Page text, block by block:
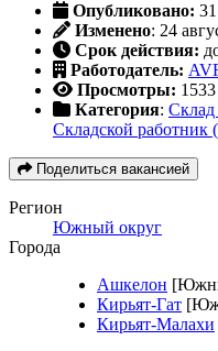
Опубликовано:
Изменено: 24
Срок действия:
Работодатель:
Просмотры: 1533
Категория: Склад
Складской работник
Поделиться вакансией
Регион
Южный округ
Города
Ашкелон
Кирьят-Гат
Кирьят-Малахи